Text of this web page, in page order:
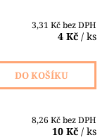
3,31 Kč bez DPH
4 Kč / ks
8,26 Kč bez DPH
10 Kč / ks